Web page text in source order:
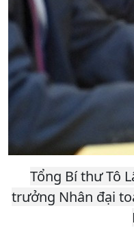
Tổng Bí thư Tô
trưởng Nhân đại